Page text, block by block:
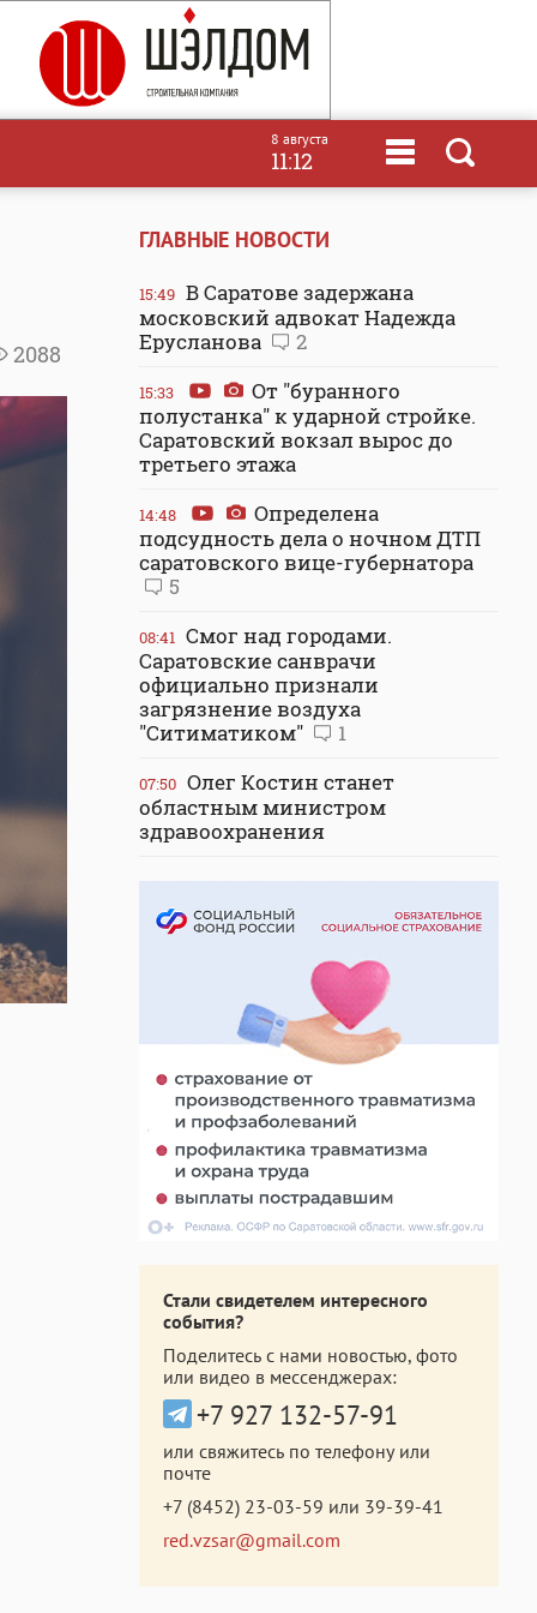
8 августа
11:12
2088
ГЛАВНЫЕ НОВОСТИ
15:49 В Саратове задержана
московский адвокат Надежда
Ерусланова
2
15:33
От "буранного
полустанка" к ударной стройке.
Саратовский вокзал вырос до
третьего этажа
14:48
Определена
подсудность дела о ночном ДТП
саратовского вице-губернатора
5
08:41 Смог над городами.
Саратовские санврачи
официально признали
загрязнение воздуха
"Ситиматиком"
1
07:50 Олег Костин станет
областным министром
здравоохранения
Стали свидетелем интересного
события?
Поделитесь с нами новостью, фото
или видео в мессенджерах:
+7 927 132-57-91
или свяжитесь по телефону или
почте
+7 (8452) 23-03-59 или 39-39-41
red.vzsar@gmail.com